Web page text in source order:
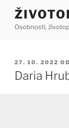
Přejít
obsahuOsobnosti,
PUBLIKOVÁNO
27. 10. 2022 OD
Daria